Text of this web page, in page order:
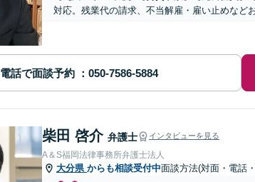
対応。残業代の請求、不当解雇・雇い止めなど
電話で面談予約
柴田 啓介 弁護士 インタビューを見る
A＆S福岡法律事務所弁護士法人
大分県 からも相談受付中面談方法(対面・電話